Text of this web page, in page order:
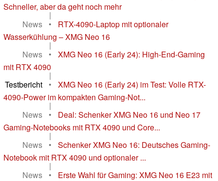
Schneller, aber da geht noch mehr
|
News
•
RTX-4090-Laptop mit optionaler
Wasserkühlung – XMG Neo 16
|
News
•
XMG Neo 16 (Early 24): High-End-Gaming
mit RTX 4090
|
Testbericht
•
XMG Neo 16 (Early 24) im Test: Volle RTX-
4090-Power im kompakten Gaming-Not...
|
News
•
Deal: Schenker XMG Neo 16 und Neo 17
Gaming-Notebooks mit RTX 4090 und Core...
|
News
•
Schenker XMG Neo 16: Deutsches Gaming-
Notebook mit RTX 4090 und optionaler ...
|
News
•
Erste Wahl für Gaming: XMG Neo 16 E23 mit